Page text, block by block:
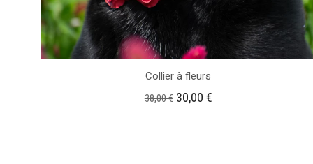
Collier à fleurs
38,00€ Le
était :
30,00 €Le
est :